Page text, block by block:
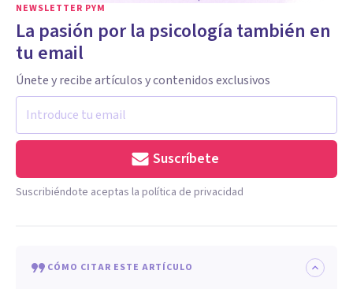
NEWSLETTER PYM
La pasión por la psicología también en
tu email
Únete y recibe artículos y contenidos exclusivos
Suscríbete
Suscribiéndote aceptas la política de privacidad
CÓMO CITAR ESTE ARTÍCULO